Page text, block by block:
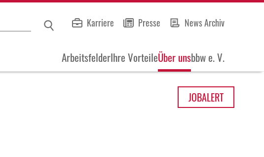
Karriere Presse News Archiv
ArbeitsfelderIhre VorteileÜber unsbbw e. V.
JOBALERT